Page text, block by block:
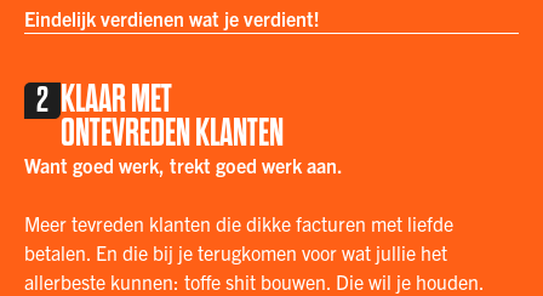
Eindelijk verdienen wat je verdient!
2 KLAAR MET
ONTEVREDEN KLANTEN
Want goed werk, trekt goed werk aan‍.
Meer tevreden klanten die dikke facturen met liefde
betalen. En die bij je terugkomen voor wat jullie het
allerbeste kunnen: toffe shit bouwen. Die wil je houden.